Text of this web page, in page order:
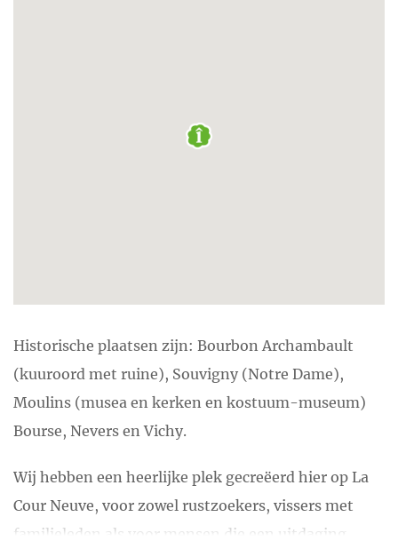
Historische plaatsen zijn: Bourbon Archambault
(kuuroord met ruine), Souvigny (Notre Dame),
Moulins (musea en kerken en kostuum-museum)
Bourse, Nevers en Vichy.
Wij hebben een heerlijke plek gecreëerd hier op La
Cour Neuve, voor zowel rustzoekers, vissers met
familieleden als voor mensen die een uitdaging